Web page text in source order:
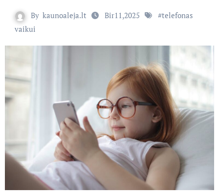
By kaunoaleja.lt Bir11,2025 #telefonas
vaikui